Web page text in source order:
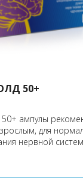
50+
ампулы
для
нервной